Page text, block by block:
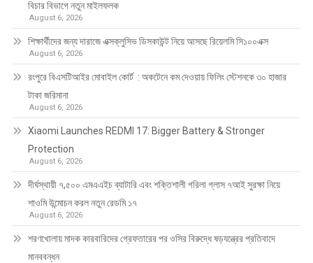
বিচার বিভাগে নতুন মাইলফলক
August 6, 2026
শিক্ষার্থীদের জন্য দারাজে এক্সক্লুসিভ ডিসকাউন্ট নিয়ে আসছে রিয়েলমি সি১০০এক্স
August 6, 2026
রংপুরে বিএসটিআইর মোবাইল কোর্ট : অকটেনে কম দেওয়ায় ফিলিং স্টেশনকে ৩০ হাজার
টাকা জরিমানা
August 6, 2026
Xiaomi Launches REDMI 17: Bigger Battery & Stronger
Protection
August 6, 2026
দীর্ঘস্থায়ী ৭,৫০০ এমএএইচ ব্যাটারি এবং শক্তিশালী গরিলা গ্লাস ৭আই সুরক্ষা নিয়ে
শাওমি উন্মোচন করল নতুন রেডমি ১৭
August 6, 2026
শরণখোলায় মাদক কারবারিদের গ্রেফতারের পর ওসির বিরুদ্ধে ষড়যন্ত্রের প্রতিবাদে
মানববন্ধন